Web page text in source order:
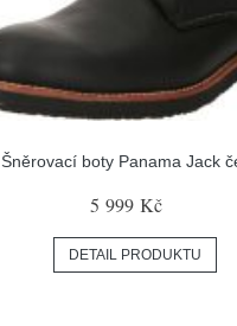
Šněrovací boty Panama Jack
5 999 Kč
DETAIL PRODUKTU